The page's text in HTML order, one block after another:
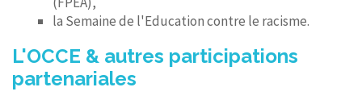
la Semaine de l'Education contre le racisme.
L'OCCE & autres participations
partenariales